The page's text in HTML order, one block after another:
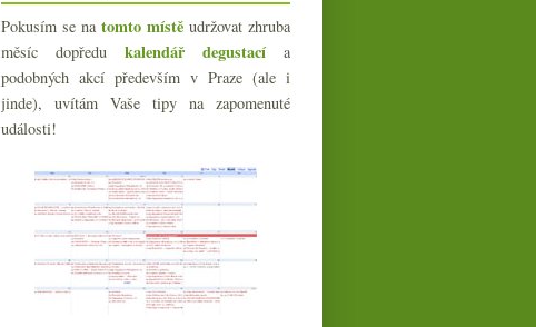
Londýnský food festival – má se
Praha co učit?
A je jich tu tisícovka!
Čtyři sherry (nejen) na léto
Výroční okus Veltlín.cz ve Vinografu
Žabožroutské růžové v plastiku
Dvakrát hodně povedený cidre /
cider
Výsledky ankety „Z rodiny
burgundských odrůd nejča...
Biodynamika ve (velké) zkratce
Vlašák z Maďarska, Frankovka z
Rakouska, Pinot Noi...
Pokusím se na tomto místě udržovat zhruba
měsíc dopředu kalendář degustacía
podobných akcí především v Praze (ale i
jinde), uvítám Vaše tipy na zapomenuté
události!